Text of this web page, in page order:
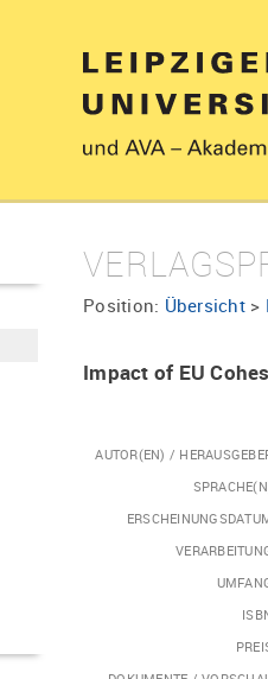
Position: Übersicht>
Impact of EU
AUTOR(EN) /